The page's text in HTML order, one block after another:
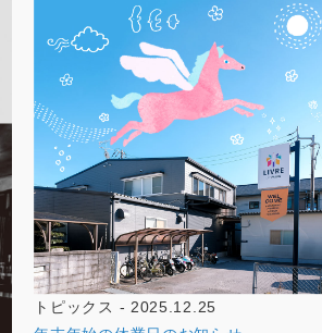
トピックス - 2025.12.25